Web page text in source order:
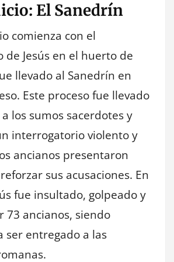
El Sanedrín
comienza con el
de Jesús en el huerto de
llevado al Sanedrín en
Este proceso fue llevado
los sumos sacerdotes y
interrogatorio violento y
ancianos presentaron
sus acusaciones. En
fue insultado, golpeado y
73 ancianos, siendo
ser entregado a las